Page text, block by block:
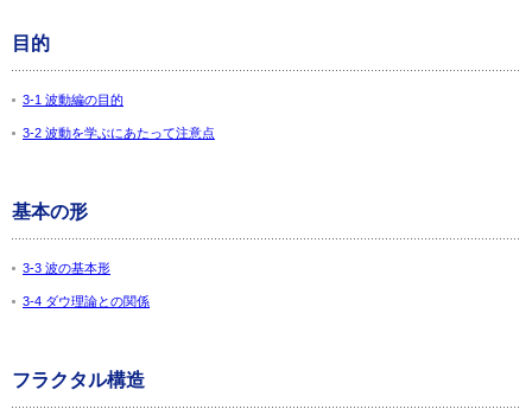
目的
3-1 波動編の目的
3-2 波動を学ぶにあたって注意点
基本の形
3-3 波の基本形
3-4 ダウ理論との関係
フラクタル構造